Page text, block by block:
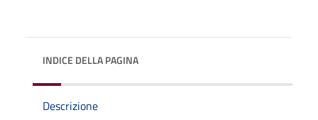
INDICE DELLA PAGINA
Descrizione